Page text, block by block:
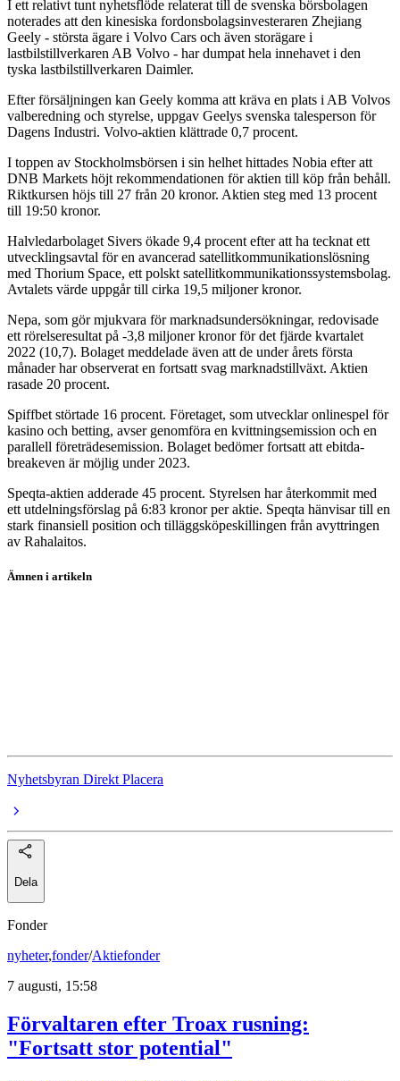
I ett relativt tunt nyhetsflöde relaterat till de svenska börsbolagen
noterades att den kinesiska fordonsbolagsinvesteraren Zhejiang
Geely - största ägare i Volvo Cars och även storägare i
lastbilstillverkaren AB Volvo - har dumpat hela innehavet i den
tyska lastbilstillverkaren Daimler.
Efter försäljningen kan Geely komma att kräva en plats i AB Volvos
valberedning och styrelse, uppgav Geelys svenska talesperson för
Dagens Industri. Volvo-aktien klättrade 0,7 procent.
I toppen av Stockholmsbörsen i sin helhet hittades Nobia efter att
DNB Markets höjt rekommendationen för aktien till köp från behåll.
Riktkursen höjs till 27 från 20 kronor. Aktien steg med 13 procent
till 19:50 kronor.
Halvledarbolaget Sivers ökade 9,4 procent efter att ha tecknat ett
utvecklingsavtal för en avancerad satellitkommunikationslösning
med Thorium Space, ett polskt satellitkommunikationssystemsbolag.
Avtalets värde uppgår till cirka 19,5 miljoner kronor.
Nepa, som gör mjukvara för marknadsundersökningar, redovisade
ett rörelseresultat på -3,8 miljoner kronor för det fjärde kvartalet
2022 (10,7). Bolaget meddelade även att de under årets första
månader har observerat en fortsatt svag marknadstillväxt. Aktien
rasade 20 procent.
Spiffbet störtade 16 procent. Företaget, som utvecklar onlinespel för
kasino och betting, avser genomföra en kvittningsemission och en
parallell företrädesemission. Bolaget bedömer fortsatt att ebitda-
breakeven är möjlig under 2023.
Speqta-aktien adderade 45 procent. Styrelsen har återkommit med
ett utdelningsförslag på 6:83 kronor per aktie. Speqta hänvisar till en
stark finansiell position och tilläggsköpeskillingen från avyttringen
av Rahalaitos.
Ämnen i artikeln
Nyhetsbyran Direkt Placera
Dela
Fonder
nyheter,fonder/Aktiefonder
7 augusti, 15:58
Förvaltaren efter Troax rusning:
"Fortsatt stor potential"